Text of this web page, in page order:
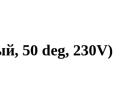
50 deg, 230V)